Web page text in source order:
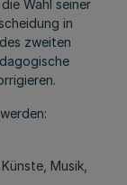
Wahl seiner
in
zweiten
Musik,